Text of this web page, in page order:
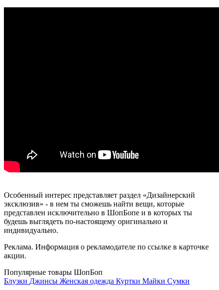
Особенный интерес представляет раздел «Дизайнерский
эксклюзив» - в нем ты сможешь найти вещи, которые
представлен исключительно в ШопБопе и в которых ты
будешь выглядеть по-настоящему оригинально и
индивидуально.
Реклама. Информация о рекламодателе по ссылке в карточке
акции.
Популярные товары ШопБоп
Блузки Джинсы Женская одежда Куртки Майки Сумки